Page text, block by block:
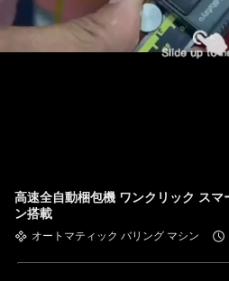
高速全自動梱包機 ワンクリック ス
ン搭載
オートマティック バリング マシン